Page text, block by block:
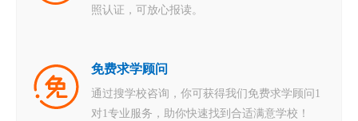
照认证，可放心报读。
免费求学顾问
通过搜学校咨询，你可获得我们免费求学顾问1
对1专业服务，助你快速找到合适满意学校！